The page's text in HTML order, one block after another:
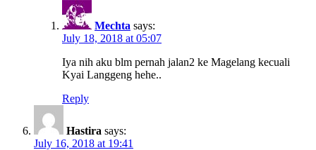
Mechta says:
July 18, 2018 at 05:07
Iya nih aku blm pernah jalan2 ke Magelang kecuali
Kyai Langgeng hehe..
Reply
Hastira says:
July 16, 2018 at 19:41